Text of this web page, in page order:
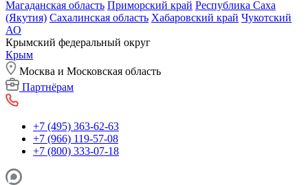
Магаданская область Приморский край Республика Саха
(Якутия) Сахалинская область Хабаровский край Чукотский
АО
Крымский федеральный округ
Крым
Москва и Московская область
Партнёрам
+7 (495) 363-62-63
+7 (966) 119-57-08
+7 (800) 333-07-18